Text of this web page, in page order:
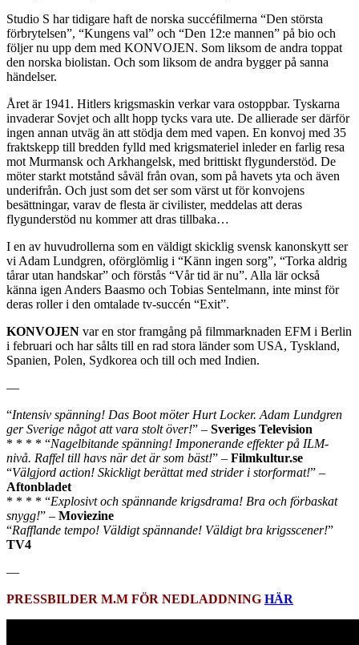
Studio S har tidigare haft de norska succéfilmerna “Den största
förbrytelsen”, “Kungens val” och “Den 12:e mannen” på bio och
följer nu upp dem med KONVOJEN. Som liksom de andra toppat
den norska biolistan. Och som liksom de andra bygger på sanna
händelser.
Året är 1941. Hitlers krigsmaskin verkar vara ostoppbar. Tyskarna
invaderar Sovjet och allt hopp tycks vara ute. De allierade ser därför
ingen annan utväg än att stödja dem med vapen. En konvoj med 35
fraktskepp till bredden fylld med krigsmateriel inleder en farlig resa
mot Murmansk och Arkhangelsk, med brittiskt flygunderstöd. De
möter starkt motstånd såväl från ovan, som på havets yta och även
underifrån. Och just som det ser som värst ut för konvojens
besättningar, varav de flesta är civilister, meddelas att deras
flygunderstöd nu kommer att dras tillbaka…
I en av huvudrollerna som en väldigt skicklig svensk kanonskytt ser
vi Adam Lundgren, oförglömlig i “Känn ingen sorg”, “Torka aldrig
tårar utan handskar” och förstås “Vår tid är nu”. Alla lär också
känna igen Anders Baasmo och Tobias Sentelmann, inte minst för
deras roller i den omtalade tv-succén “Exit”.
KONVOJEN var en stor framgång på filmmarknaden EFM i Berlin
i februari och har sålts till en rad stora länder som USA, Tyskland,
Spanien, Polen, Sydkorea och till och med Indien.
—
“Intensiv spänning! Das Boot möter Hurt Locker. Adam Lundgren
ger Sverige något att vara stolt över!” – Sveriges Television
* * * * “Nagelbitande spänning! Imponerande effekter på ILM-
nivå. Raffel till havs när det är som bäst!” – Filmkultur.se
“Välgjord action! Skickligt berättat med strider i storformat!” –
Aftonbladet
* * * * “Explosivt och spännande krigsdrama! Bra och förbaskat
snygg!” – Moviezine
“Rafflande tempo! Väldigt spännande! Väldigt bra krigsscener!”
TV4
—
PRESSBILDER M.M FÖR NEDLADDNING HÄR